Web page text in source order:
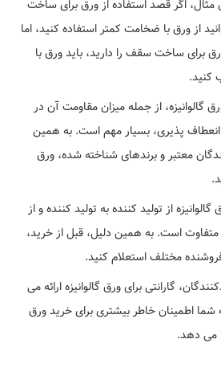
مثال، اگر قصد استفاده از ورق برای ساخت
از ورق با ضخامت کمتر استفاده کنید، اما
برای ساخت سقف را دارید، باید ورق با
کنید.
گالوانیزه، از جمله میزان مقاومت آن در
انعطاف پذیری، بسیار مهم است. به همین
معتبر و برندهای شناخته شده، ورق
از تولید کننده به تولید کننده و از
است. به همین دلیل، قبل از خرید،
مختلف استعلام کنید.
گارانتی برای ورق گالوانیزه ارائه می
شما اطمینان خاطر بیشتری برای خرید ورق
می دهد.